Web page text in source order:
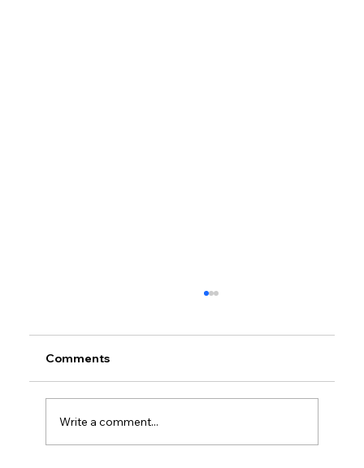
Comments
Write a comment...